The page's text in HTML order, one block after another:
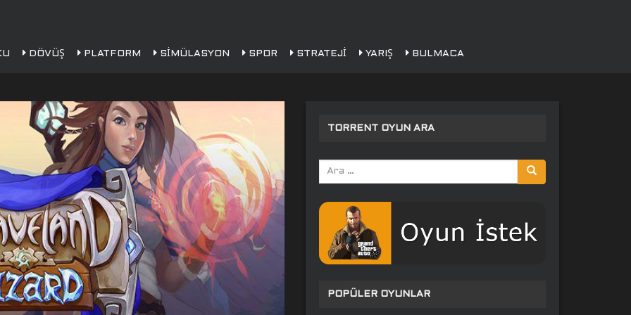
DÖVÜŞ PLATFORM SIMÜLASYON SPOR STRATEJI YARIŞ BULMACA
TORRENT OYUN ARA
Arama
yap:
POPÜLER OYUNLAR